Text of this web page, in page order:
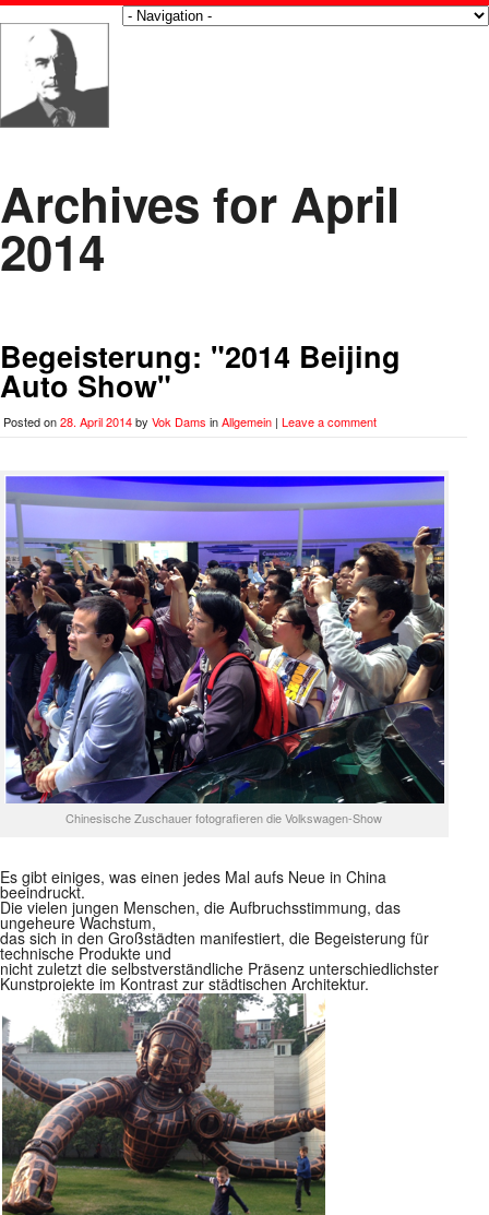
Archives for April
2014
Begeisterung: "2014 Beijing
Auto Show"
Posted on28. April 2014by Vok Dams inAllgemein | Leave a comment
Chinesische Zuschauer fotografieren die Volkswagen-Show
Es gibt einiges, was einen jedes Mal aufs Neue in China
beeindruckt.
Die vielen jungen Menschen, die Aufbruchsstimmung, das
ungeheure Wachstum,
das sich in den Großstädten manifestiert, die Begeisterung für
technische Produkte und
nicht zuletzt die selbstverständliche Präsenz unterschiedlichster
Kunstprojekte im Kontrast zur städtischen Architektur.